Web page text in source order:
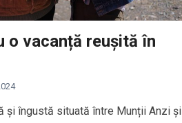
o vacanță reușită în
și îngustă situată între Munții Anzi și